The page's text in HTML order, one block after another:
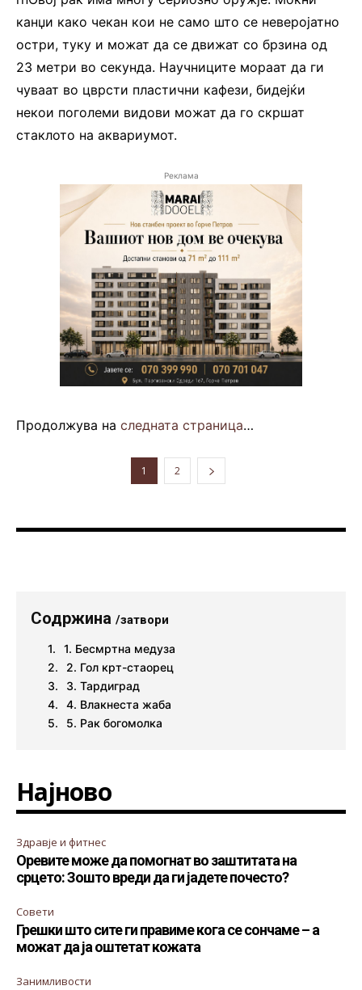
канџи како чекан кои не само што се неверојатно
остри, туку и можат да се движат со брзина од
23 метри во секунда. Научниците мораат да ги
чуваат во цврсти пластични кафези, бидејќи
некои поголеми видови можат да го скршат
стаклото на аквариумот.
Реклама
Продолжува на следната страница…
1 2
Содржина /затвори
1. Бесмртна медуза
2. Гол крт-стаорец
3. Тардиград
4. Влакнеста жаба
5. Рак богомолка
Најново
Здравје и фитнес
Оревите може да помогнат во заштитата на
срцето: Зошто вреди да ги јадете почесто?
Совети
Грешки што сите ги правиме кога се сончаме – а
можат да ја оштетат кожата
Занимливости